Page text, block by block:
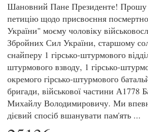
Шановний Пане Президенте! Прошу
петицію щодо присвоєння
України" моєму чоловіку
Збройних Сил України, старшому
снайперу 1 гірсько-штурмового
штурмового взводу, 1 гірсько-
окремого гірсько-штурмового
бригади, військової частини А1778
Михайлу Володимировичу. Ми
дієвий спосіб вшанувати пам'ять ...